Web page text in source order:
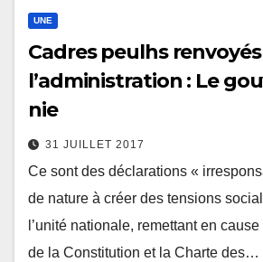
UNE
Cadres peulhs
l’administration : Le
nie
31 JUILLET 2017
Ce sont des déclarations «
de nature à créer des tensions
l’unité nationale, remettant en
de la Constitution et la Charte des…